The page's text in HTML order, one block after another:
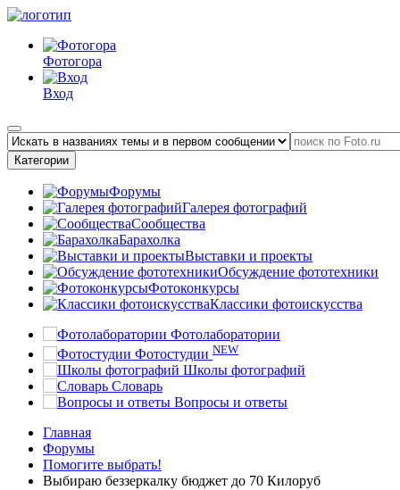
Фотогора
Вход
Категории
Форумы
Галерея фотографий
Сообщества
Барахолка
Выставки и проекты
Обсуждение фототехники
Фотоконкурсы
Классики фотоискусства
Фотолаборатории
Фотостудии NEW
Школы фотографий
Словарь
Вопросы и ответы
Главная
Форумы
Помогите выбрать!
Выбираю беззеркалку бюджет до 70 Килоруб